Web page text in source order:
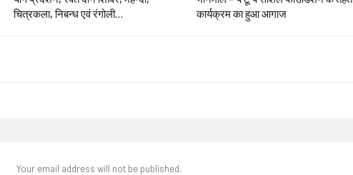
चित्रकला, निबन्ध एवं रंगोली…
कार्यक्रम का हुआ आगाज
Your email address will not be published.